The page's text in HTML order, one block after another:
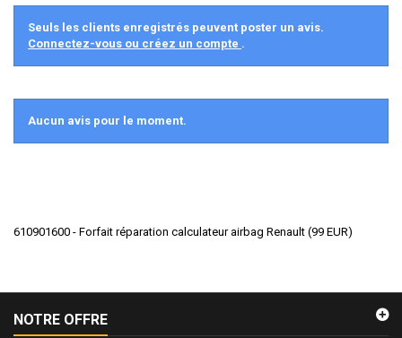
Seuls les clients enregistrés peuvent poster un avis.
Connectez-vous ou créez un compte .
Aucun avis pour le moment.
610901600 - Forfait réparation calculateur airbag Renault (99 EUR)
NOTRE OFFRE